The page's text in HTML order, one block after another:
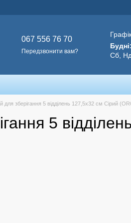
067 556 76 70
Передзвонити вам?
Сб,
для зберігання 5 відділень 127,5х32 см Сірий
5